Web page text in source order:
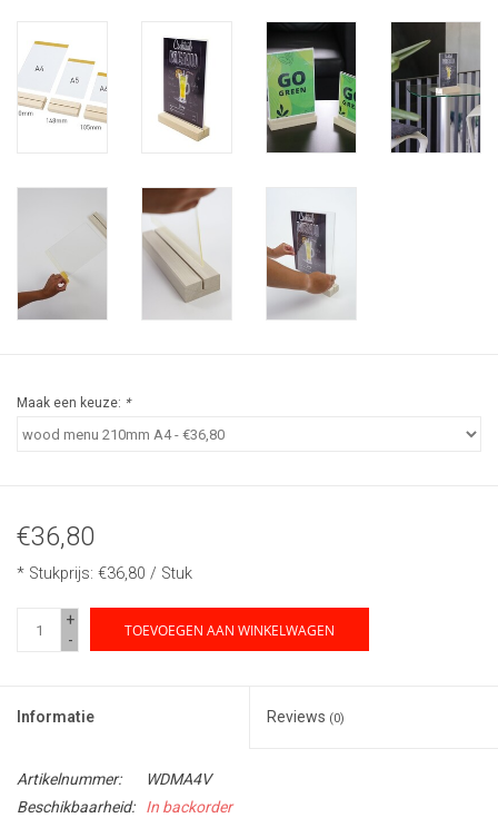
Maak een keuze: *
€36,80
* Stukprijs: €36,80 / Stuk
+
-
TOEVOEGEN AAN WINKELWAGEN
Informatie Reviews (0)
Artikelnummer:
WDMA4V
Beschikbaarheid:
In backorder